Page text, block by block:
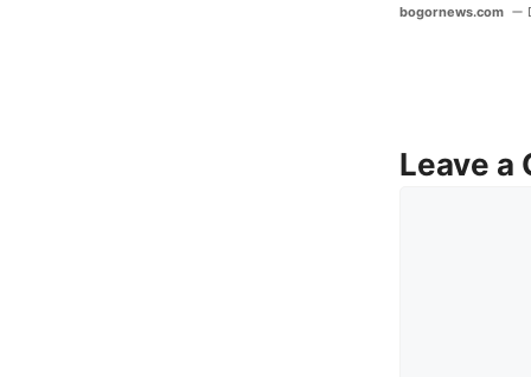
bogornews.com
Leave a